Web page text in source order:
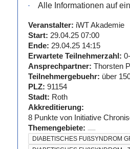
in der
Roth
Alle Informationen auf
Veranstalter: iWT Akademie
Start: 29.04.25 07:00
Ende: 29.04.25 14:15
Erwartete Teilnehmerzahl:
Ansprechpartner: Thorsten
Teilnehmergebuehr: über
PLZ: 91154
Stadt: Roth
Akkreditierung:
8Punkte von Initiative
Themengebiete:
DIABETISCHES FUßSYNDROM